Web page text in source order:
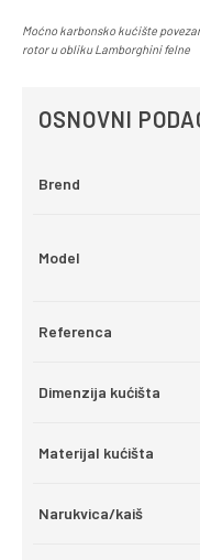
Moćno karbonsko kućište
rotor u obliku Lamborghini felne
OSNOVNI
Brend
Model
Referenca
Dimenzija kućišta
Materijal kućišta
Narukvica/kaiš